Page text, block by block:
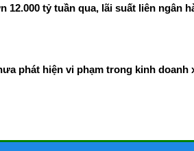
12.000 tỷ tuần qua, lãi suất liên ngân
phát hiện vi phạm trong kinh doanh